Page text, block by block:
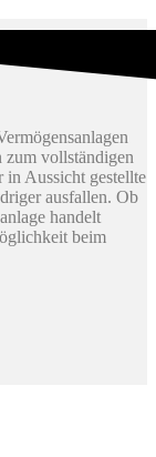
zum vollständigen
in Aussicht gestellte
ausfallen. Ob
handelt
beim